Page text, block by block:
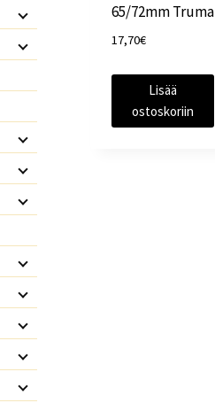
65/72mm Truma
17,70€
Lisää
ostoskoriin